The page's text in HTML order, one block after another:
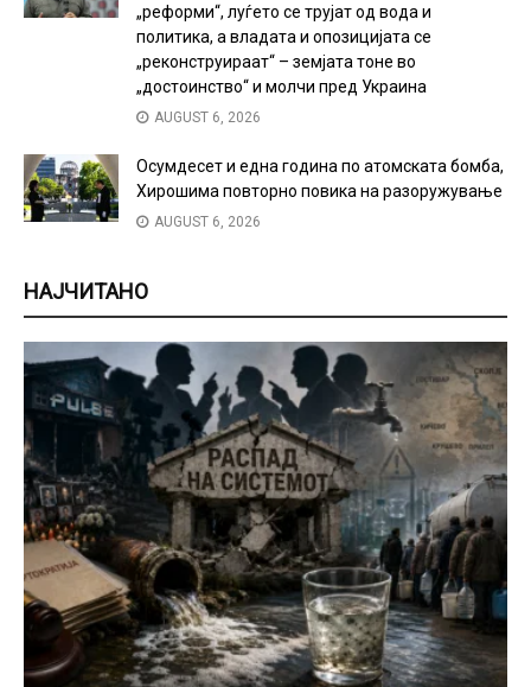
„реформи“, луѓето се трујат од вода и
политика, а владата и опозицијата се
„реконструираат“ – земјата тоне во
„достоинство“ и молчи пред Украина
AUGUST 6, 2026
Осумдесет и една година по атомската бомба,
Хирошима повторно повика на разоружување
AUGUST 6, 2026
НАЈЧИТАНО